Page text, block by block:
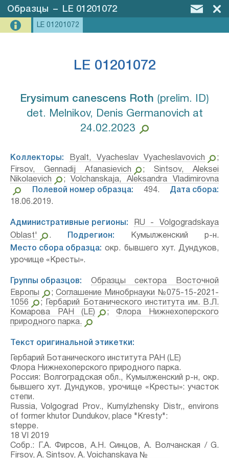
Образцы – LE 01201072
LE 01201072
LE 01201072
Erysimum canescens Roth⁣ ⟮prelim. ID⟯
det. Melnikov, Denis Germanovich at
24.02.2023
Коллекторы: Byalt, Vyacheslav Vyacheslavovich
;
Firsov, Gennadij Afanasievich
;Sintsov, Aleksei
Nikolaevich
; Volchanskaja, Aleksandra Vladimirovna
Полевой номер образца: 494. Дата сбора:
18.06.2019.
Административные регионы:
RU - Volgogradskaya
Oblast'
. Подрегион: Кумылженский р-н.
Место сбора образца: окр. бывшего хут. Дундуков,
урочище «Кресты».
Группы образцов:
Образцы сектора Восточной
Европы
;Соглашение Минобрнауки №075-15-2021-
1056
;
Гербарий Ботанического института им. В.Л.
Комарова РАН (LE)
;Флора Нижнехоперского
природного парка.
Текст оригинальной этикетки:
Гербарий Ботанического института РАН (LE)
Флора Нижнехоперского природного парка.
Россия: Волгоградская обл., Кумылженский р-н, окр.
бывшего хут. Дундуков, урочище «Кресты»: участок
степи.
Russia, Volgograd Prov., Kumylzhensky Distr,, environs
of former khutor Dundukov, place "Kresty":
steppe.
18 VI 2019
Собр.: Г.А. Фирсов, А.Н. Синцов, А. Волчанская / G.
Firsov, A. Sintsov, A. Voichanskaya № _____